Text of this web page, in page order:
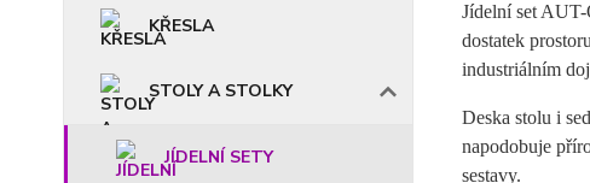
KŘESLA
STOLY A STOLKY
JÍDELNÍ SETY
Jídelní set
dostatek
industriálním
Deska stolu i
napodobuje
sestavy.